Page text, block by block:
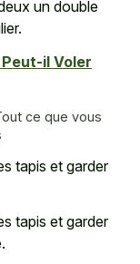
un double
il Voler
ce que vous
tapis et garder
tapis et garder